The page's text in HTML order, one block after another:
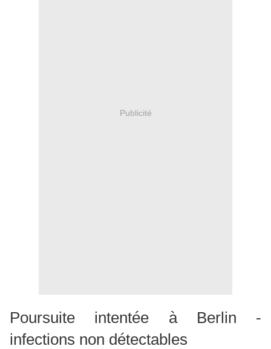
Publicité
Poursuite intentée à Berlin -
infections non détectables